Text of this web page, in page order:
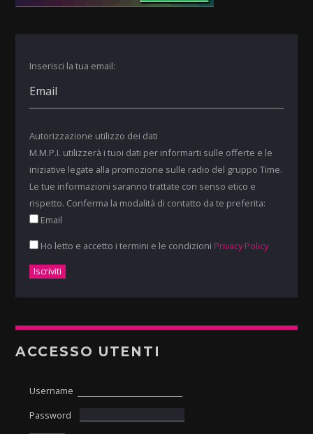
Inserisci la tua email:
Autorizzazione utilizzo dei dati
M.M.P.I. utilizzerà i tuoi dati per informarti sulle offerte e le
iniziative legate alla promozione sulle radio del gruppo Time.
Le tue informazioni saranno trattate con senso etico e
rispetto. Conferma la modalità di contatto da te preferita:
Email
Ho letto e accetto i termini e le condizioni Privacy Policy
ACCESSO UTENTI
Username
Password